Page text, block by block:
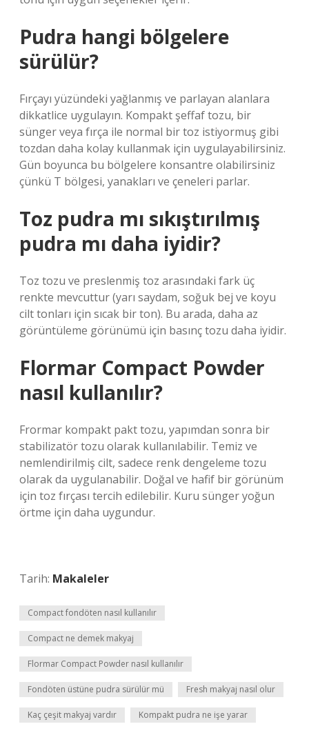
Pudra hangi bölgelere
sürülür?
Fırçayı yüzündeki yağlanmış ve parlayan alanlara
dikkatlice uygulayın. Kompakt şeffaf tozu, bir
sünger veya fırça ile normal bir toz istiyormuş gibi
tozdan daha kolay kullanmak için uygulayabilirsiniz.
Gün boyunca bu bölgelere konsantre olabilirsiniz
çünkü T bölgesi, yanakları ve çeneleri parlar.
Toz pudra mı sıkıştırılmış
pudra mı daha iyidir?
Toz tozu ve preslenmiş toz arasındaki fark üç
renkte mevcuttur (yarı saydam, soğuk bej ve koyu
cilt tonları için sıcak bir ton). Bu arada, daha az
görüntüleme görünümü için basınç tozu daha iyidir.
Flormar Compact Powder
nasıl kullanılır?
Frormar kompakt pakt tozu, yapımdan sonra bir
stabilizatör tozu olarak kullanılabilir. Temiz ve
nemlendirilmiş cilt, sadece renk dengeleme tozu
olarak da uygulanabilir. Doğal ve hafif bir görünüm
için toz fırçası tercih edilebilir. Kuru sünger yoğun
örtme için daha uygundur.
Tarih: Makaleler
Compact fondöten nasıl kullanılır
Compact ne demek makyaj
Flormar Compact Powder nasıl kullanılır
Fondöten üstüne pudra sürülür mü Fresh makyaj nasıl olur
Kaç çeşit makyaj vardır Kompakt pudra ne işe yarar